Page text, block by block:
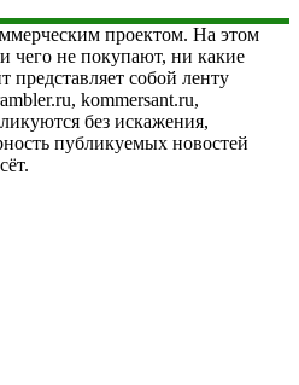
проектом. На этом
чего не покупают, ни какие
представляет собой ленту
kommersant.ru,
без искажения,
публикуемых новостей